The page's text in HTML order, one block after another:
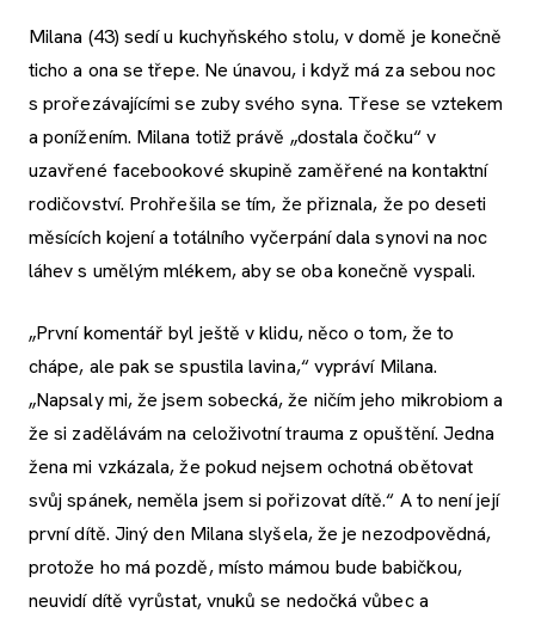
Milana (43) sedí u kuchyňského stolu, v domě je konečně
ticho a ona se třepe. Ne únavou, i když má za sebou noc
s prořezávajícími se zuby svého syna. Třese se vztekem
a ponížením. Milana totiž právě „dostala čočku“ v
uzavřené facebookové skupině zaměřené na kontaktní
rodičovství. Prohřešila se tím, že přiznala, že po deseti
měsících kojení a totálního vyčerpání dala synovi na noc
láhev s umělým mlékem, aby se oba konečně vyspali.
„První komentář byl ještě v klidu, něco o tom, že to
chápe, ale pak se spustila lavina,“ vypráví Milana.
„Napsaly mi, že jsem sobecká, že ničím jeho mikrobiom a
že si zadělávám na celoživotní trauma z opuštění. Jedna
žena mi vzkázala, že pokud nejsem ochotná obětovat
svůj spánek, neměla jsem si pořizovat dítě.“ A to není její
první dítě. Jiný den Milana slyšela, že je nezodpovědná,
protože ho má pozdě, místo mámou bude babičkou,
neuvidí dítě vyrůstat, vnuků se nedočká vůbec a